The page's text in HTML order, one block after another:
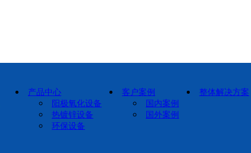
产品中心
阳极氧化设备
热镀锌设备
环保设备
客户案例
国内案例
国外案例
整体解决方案